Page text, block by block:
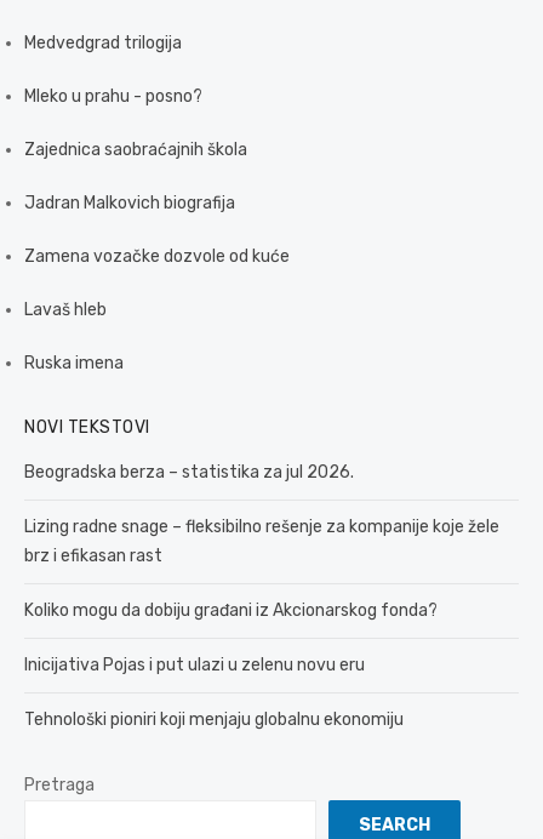
Medvedgrad trilogija
Mleko u prahu - posno?
Zajednica saobraćajnih škola
Jadran Malkovich biografija
Zamena vozačke dozvole od kuće
Lavaš hleb
Ruska imena
NOVI TEKSTOVI
Beogradska berza – statistika za jul 2026.
Lizing radne snage – fleksibilno rešenje za kompanije koje žele
brz i efikasan rast
Koliko mogu da dobiju građani iz Akcionarskog fonda?
Inicijativa Pojas i put ulazi u zelenu novu eru
Tehnološki pioniri koji menjaju globalnu ekonomiju
Pretraga
SEARCH